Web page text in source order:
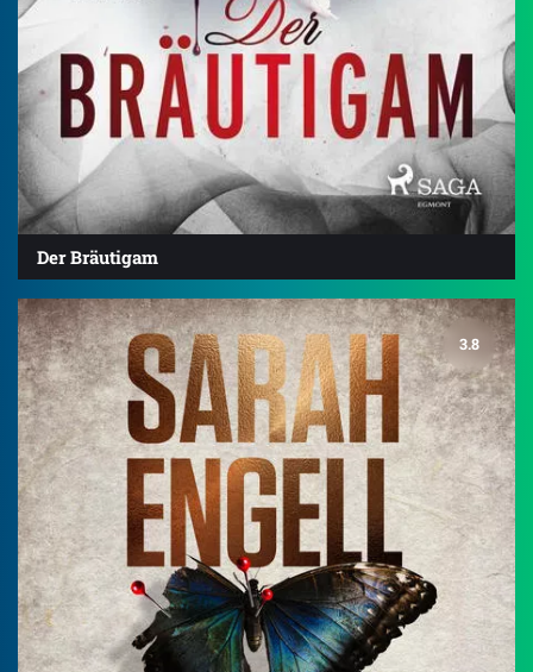
Der Bräutigam
3.8